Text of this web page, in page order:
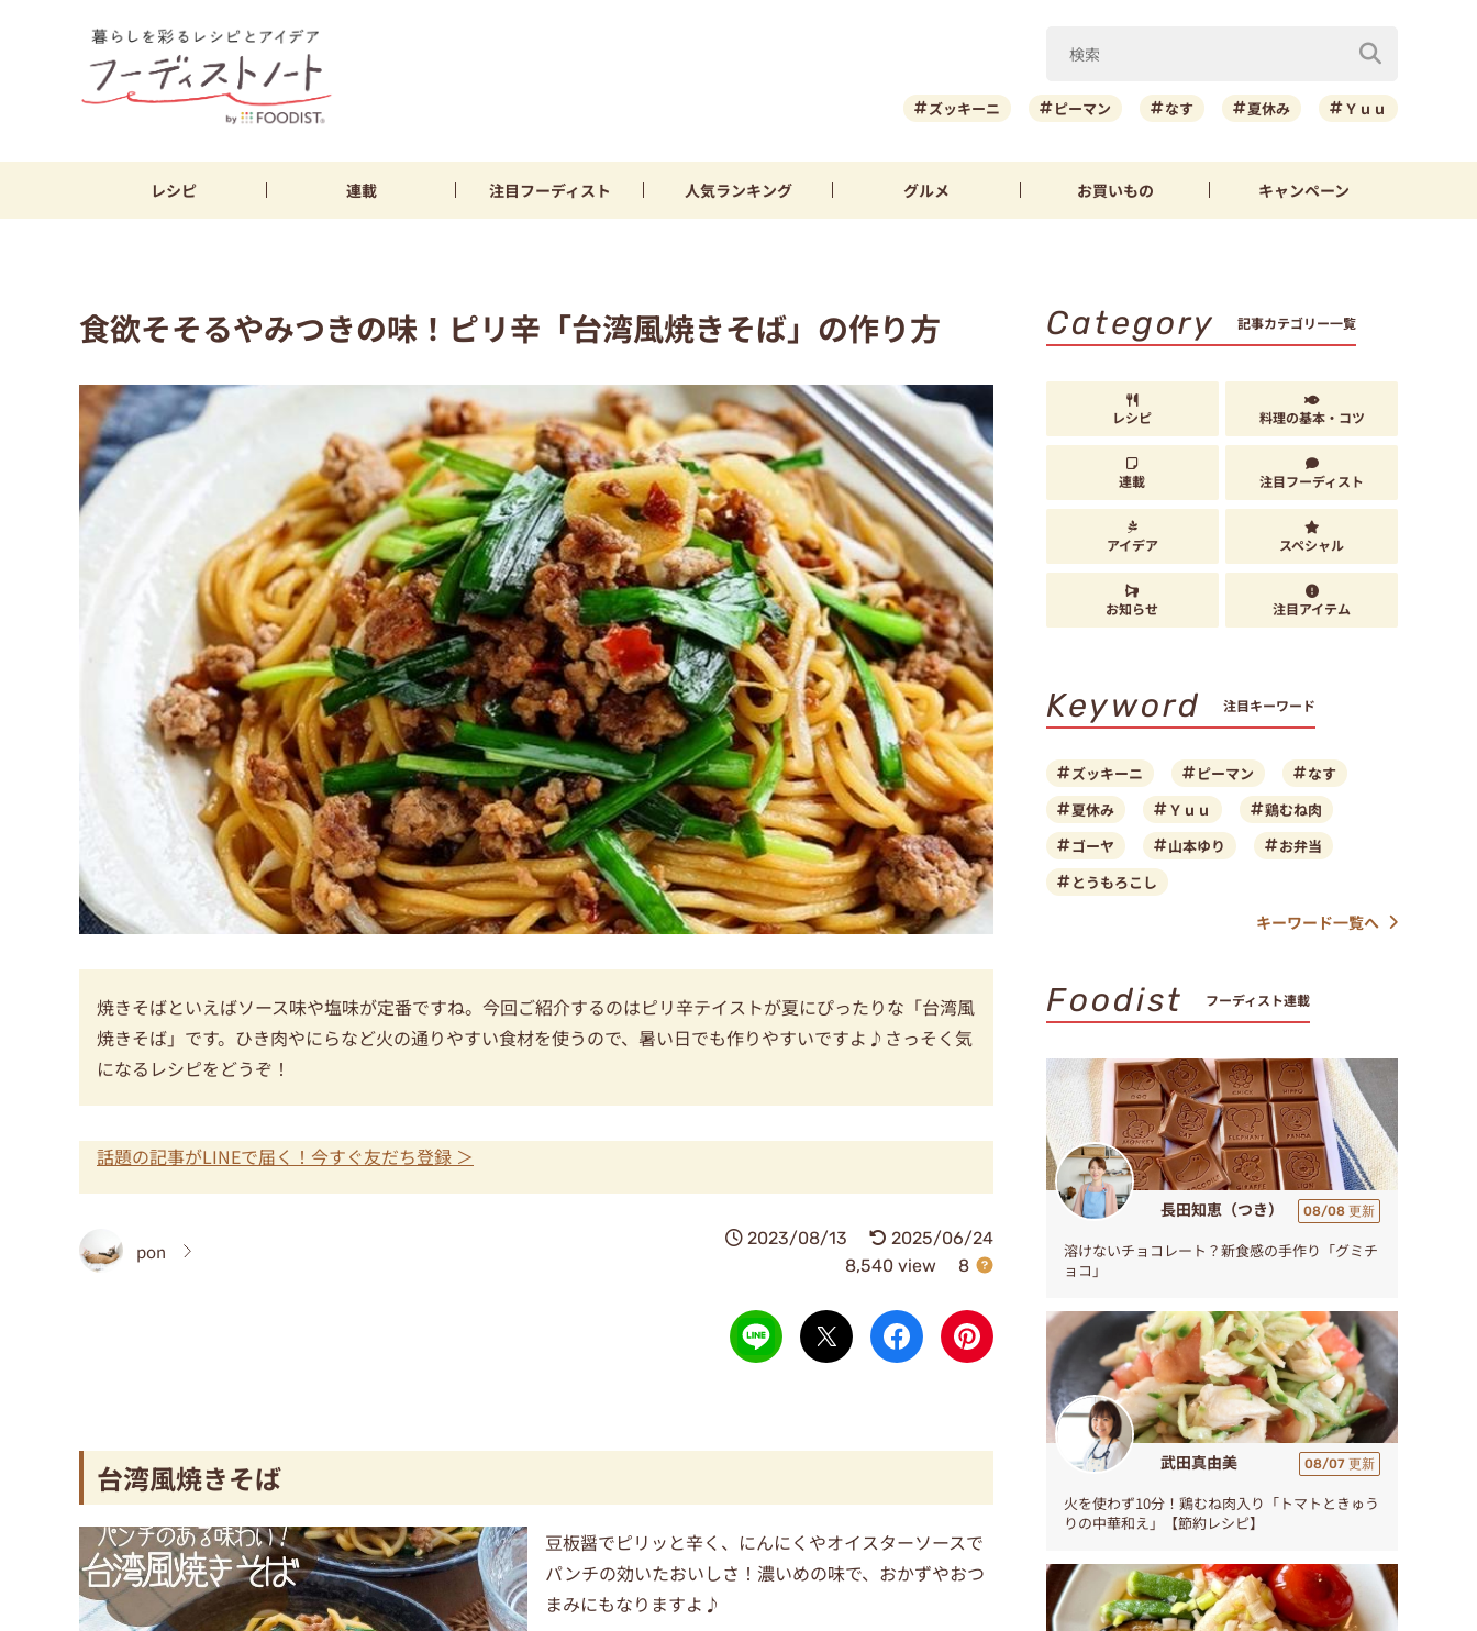
ズッキーニ ピーマン なす 夏休み Ｙｕｕ
レシピ 連載 注目フーディスト 人気ランキング グルメ お買いもの キャンペーン
食欲そそるやみつきの味！ピリ辛「台湾風焼きそば」の作り方
焼きそばといえばソース味や塩味が定番ですね。今回ご紹介するのはピリ辛テイストが夏にぴったりな「台湾風
焼きそば」です。ひき肉やにらなど火の通りやすい食材を使うので、暑い日でも作りやすいですよ♪さっそく気
になるレシピをどうぞ！
話題の記事がLINEで届く！今すぐ友だち登録 ＞
pon
2023/08/13
2025/06/24
8,540 view
8
台湾風焼きそば
豆板醤でピリッと辛く、にんにくやオイスターソースで
パンチの効いたおいしさ！濃いめの味で、おかずやおつ
まみにもなりますよ♪
Category 記事カテゴリー一覧
レシピ 料理の基本・コツ
連載 注目フーディスト
アイデア スペシャル
お知らせ 注目アイテム
Keyword 注目キーワード
ズッキーニ ピーマン
なす
夏休み
Ｙｕｕ
鶏むね肉
ゴーヤ
山本ゆり
お弁当
とうもろこし
キーワード一覧へ
Foodist フーディスト連載
長田知恵（つき） 08/08 更新
溶けないチョコレート？新食感の手作り「グミチ
ョコ」
武田真由美 08/07 更新
火を使わず10分！鶏むね肉入り「トマトときゅう
りの中華和え」【節約レシピ】